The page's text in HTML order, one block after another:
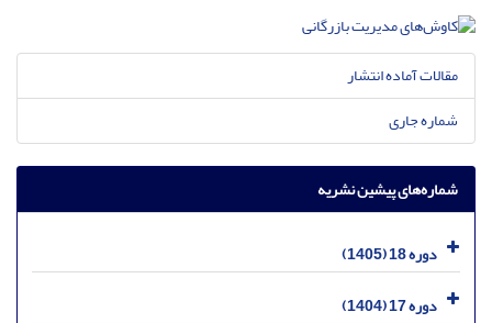
مقالات آماده انتشار
شماره جاری
شماره‌های پیشین نشریه
دوره 18 (1405)
دوره 17 (1404)